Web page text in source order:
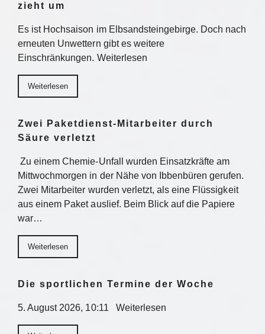
zieht um
Es ist Hochsaison im Elbsandsteingebirge. Doch nach
erneuten Unwettern gibt es weitere
Einschränkungen. Weiterlesen
Weiterlesen
Zwei Paketdienst-Mitarbeiter durch
Säure verletzt
Zu einem Chemie-Unfall wurden Einsatzkräfte am
Mittwochmorgen in der Nähe von Ibbenbüren gerufen.
Zwei Mitarbeiter wurden verletzt, als eine Flüssigkeit
aus einem Paket auslief. Beim Blick auf die Papiere
war…
Weiterlesen
Die sportlichen Termine der Woche
5. August 2026, 10:11 Weiterlesen